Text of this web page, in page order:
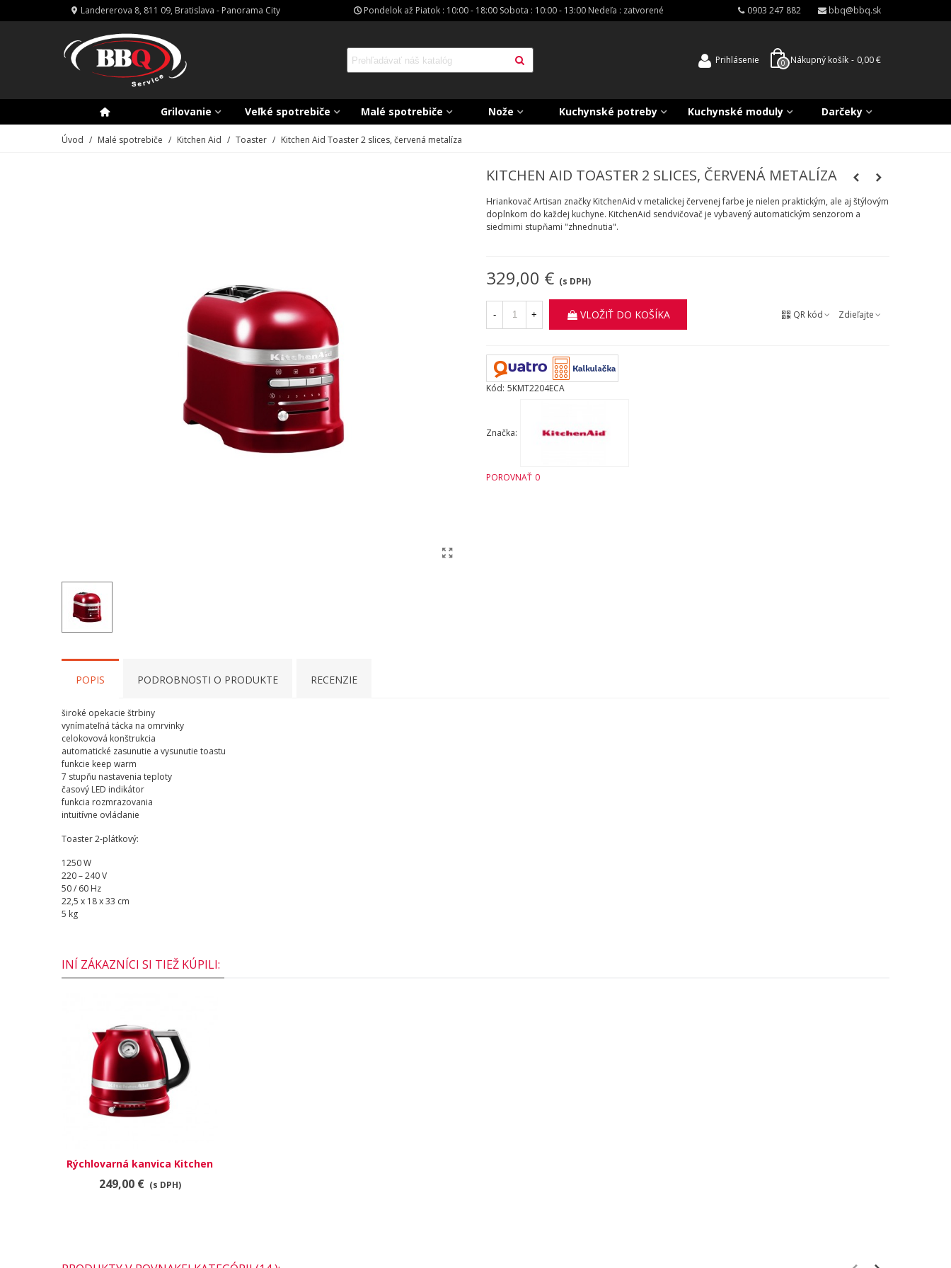
Landererova 8, 811 09, Bratislava - Panorama City Pondelok až Piatok : 10:00 - 18:00 Sobota : 10:00 - 13:00 Nedeľa : zatvorené 0903 247 882 bbq@bbq.sk
Prihlásenie 0 Nákupný košík - 0,00 €
Grilovanie Veľké spotrebiče Malé spotrebiče Nože Kuchynské potreby Kuchynské moduly Darčeky
Úvod / Malé spotrebiče / Kitchen Aid / Toaster / Kitchen Aid Toaster 2 slices, červená metalíza
KITCHEN AID TOASTER 2 SLICES, ČERVENÁ METALÍZA
Hriankovač Artisan značky KitchenAid v metalickej červenej farbe je nielen praktickým, ale aj štýlovým
doplnkom do každej kuchyne. KitchenAid sendvičovač je vybavený automatickým senzorom a
siedmimi stupňami "zhnednutia".
329,00 € (s DPH)
- + VLOŽIŤ DO KOŠÍKA QR kód Zdieľajte
Kód: 5KMT2204ECA
Značka:
POROVNAŤ 0
POPIS PODROBNOSTI O PRODUKTE RECENZIE
široké opekacie štrbiny
vynímateľná tácka na omrvinky
celokovová konštrukcia
automatické zasunutie a vysunutie toastu
funkcie keep warm
7 stupňu nastavenia teploty
časový LED indikátor
funkcia rozmrazovania
intuitívne ovládanie
Toaster 2-plátkový:
1250 W
220 – 240 V
50 / 60 Hz
22,5 x 18 x 33 cm
5 kg
INÍ ZÁKAZNÍCI SI TIEŽ KÚPILI:
Rýchlovarná kanvica Kitchen
Aid, červená metalíza
249,00 € (s DPH)